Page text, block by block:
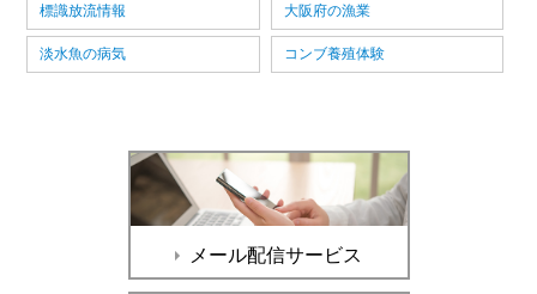
標識放流情報 大阪府の漁業
淡水魚の病気 コンブ養殖体験
メール配信サービス